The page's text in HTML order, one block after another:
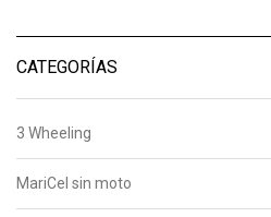
CATEGORÍAS
3 Wheeling
MariCel sin moto